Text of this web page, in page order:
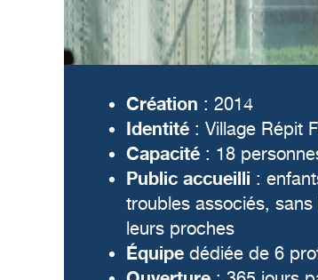
Création : 2014
Identité : Village Répit
Capacité : 18
Public accueilli :
troubles associés,
leurs proches
Équipe dédiée de 6